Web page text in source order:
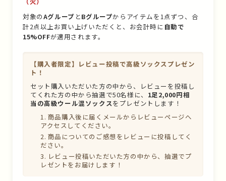
対象のAグループ とBグループからアイテムを1点ずつ、合
計2点以上お買い上げいただくと、お会計時に 自動で
15%OFFが適用されます。
【購入者限定】レビュー投稿で高級ソックスプレゼン
ト！
セット購入いただいた方の中から、レビューを投稿し
てくれた方の中から抽選で50名様に、 1足2,000円相
当の高級ウール混ソックスをプレゼントします！
商品購入後に届くメールからレビューページへ
アクセスしてください。
商品についてのご感想をレビューに投稿してく
ださい。
レビュー投稿いただいた方の中から、抽選でプ
レゼントをお届けします！